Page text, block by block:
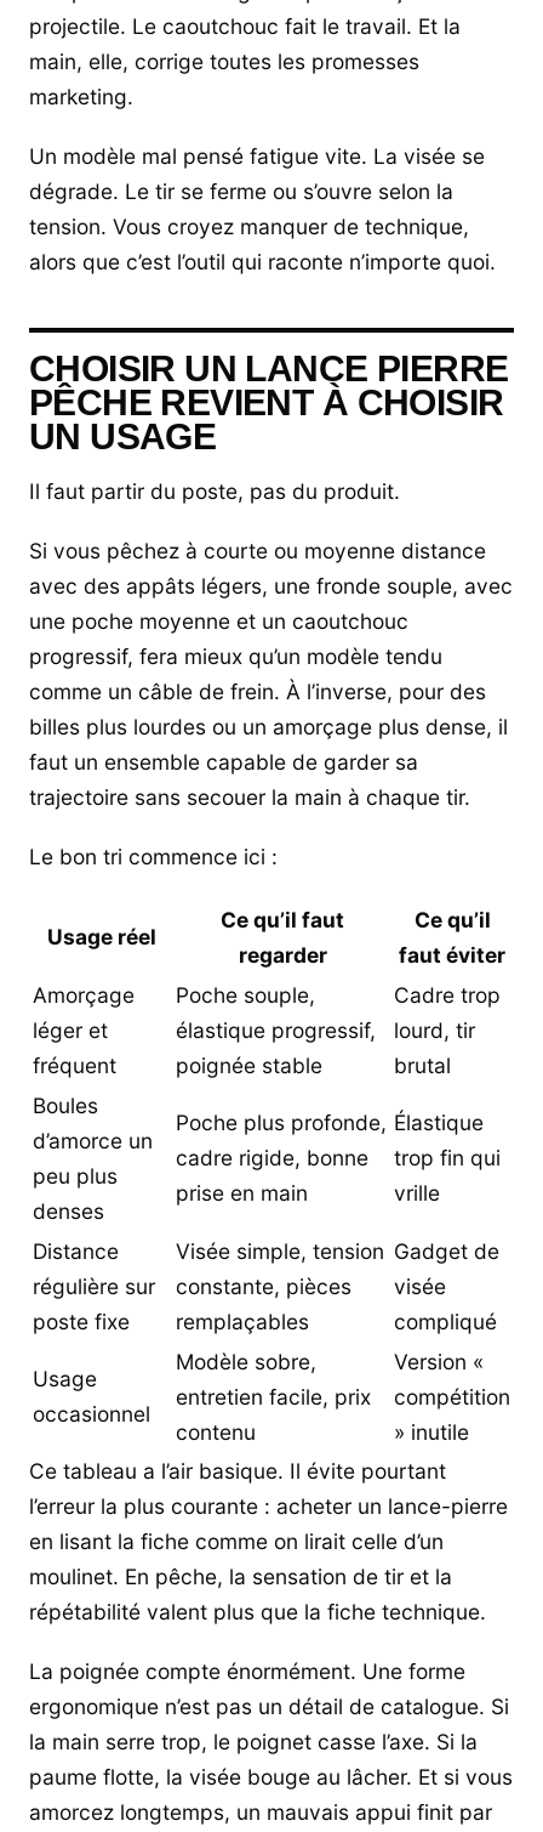
projectile. Le caoutchouc fait le travail. Et la
main, elle, corrige toutes les promesses
marketing.
Un modèle mal pensé fatigue vite. La visée se
dégrade. Le tir se ferme ou s’ouvre selon la
tension. Vous croyez manquer de technique,
alors que c’est l’outil qui raconte n’importe quoi.
CHOISIR UN LANCE PIERRE
PÊCHE REVIENT À CHOISIR
UN USAGE
Il faut partir du poste, pas du produit.
Si vous pêchez à courte ou moyenne distance
avec des appâts légers, une fronde souple, avec
une poche moyenne et un caoutchouc
progressif, fera mieux qu’un modèle tendu
comme un câble de frein. À l’inverse, pour des
billes plus lourdes ou un amorçage plus dense, il
faut un ensemble capable de garder sa
trajectoire sans secouer la main à chaque tir.
Le bon tri commence ici :
Usage réel
Ce qu’il faut
regarder
Ce qu’il
faut éviter
Amorçage
léger et
fréquent
Poche souple,
élastique progressif,
poignée stable
Cadre trop
lourd, tir
brutal
Boules
d’amorce un
peu plus
denses
Poche plus profonde,
cadre rigide, bonne
prise en main
Élastique
trop fin qui
vrille
Distance
régulière sur
poste fixe
Visée simple, tension
constante, pièces
remplaçables
Gadget de
visée
compliqué
Usage
occasionnel
Modèle sobre,
entretien facile, prix
contenu
Version «
compétition
» inutile
Ce tableau a l’air basique. Il évite pourtant
l’erreur la plus courante : acheter un lance-pierre
en lisant la fiche comme on lirait celle d’un
moulinet. En pêche, la sensation de tir et la
répétabilité valent plus que la fiche technique.
La poignée compte énormément. Une forme
ergonomique n’est pas un détail de catalogue. Si
la main serre trop, le poignet casse l’axe. Si la
paume flotte, la visée bouge au lâcher. Et si vous
amorcez longtemps, un mauvais appui finit par